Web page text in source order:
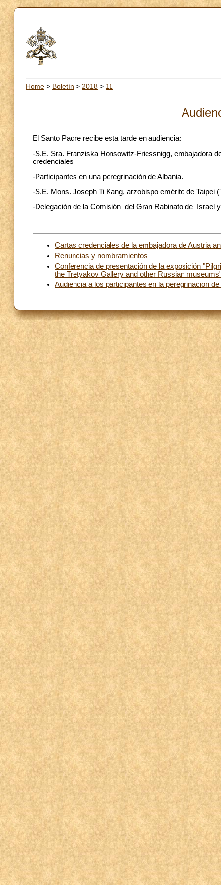
Home > Boletín > 2018 > 11
El Santo Padre recibe esta tarde en audiencia:
-S.E. Sra. Franziska Honsowitz-Friessnigg, embajadora
credenciales
-Participantes en una peregrinación de Albania.
-S.E. Mons. Joseph Ti Kang, arzobispo emérito de Taipei
-Delegación de la Comisión del Gran Rabinato de Israel
Cartas credenciales de la embajadora de Austria
Renuncias y nombramientos
Conferencia de presentación de la exposición
the Tretyakov Gallery and other Russian museums"
Audiencia a los participantes en la peregrinación de